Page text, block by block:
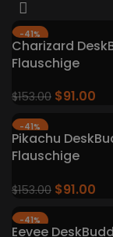
-41%
Charizard
Flauschige
$153.00 $91.00
-41%
Pikachu
Flauschige
$153.00 $91.00
-41%
Eevee